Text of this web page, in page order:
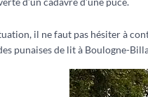
il ne faut pas hésiter à
punaises de lit à Boulogne-